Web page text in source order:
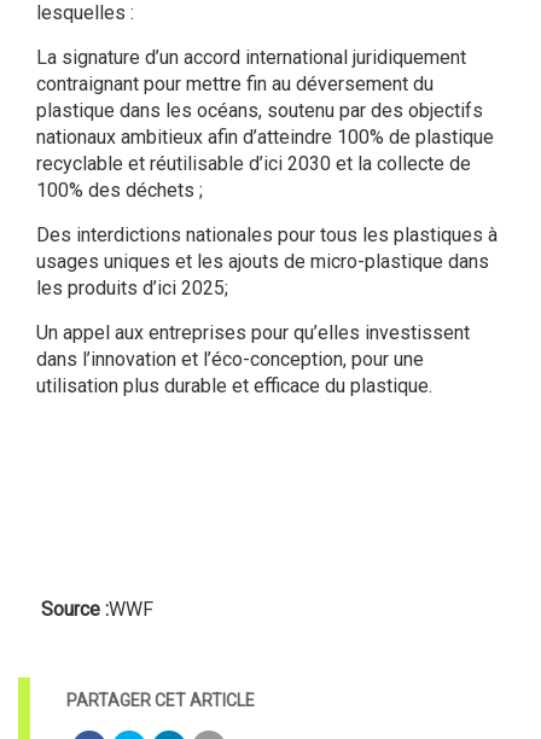
lesquelles :
La signature d’un accord international juridiquement
contraignant pour mettre fin au déversement du
plastique dans les océans, soutenu par des objectifs
nationaux ambitieux afin d’atteindre 100% de plastique
recyclable et réutilisable d’ici 2030 et la collecte de
100% des déchets ;
Des interdictions nationales pour tous les plastiques à
usages uniques et les ajouts de micro-plastique dans
les produits d’ici 2025;
Un appel aux entreprises pour qu’elles investissent
dans l’innovation et l’éco-conception, pour une
utilisation plus durable et efficace du plastique.
Source :WWF